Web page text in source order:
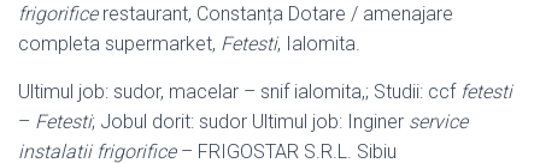
frigorificerestaurant, Constanța Dotare / amenajare
completa supermarket, Fetesti, Ialomita.
Ultimul job: sudor, macelar – snif ialomita,; Studii: ccf fetesti
– Fetesti; Jobul dorit: sudor Ultimul job: Inginer service
instalatii frigorifice– FRIGOSTAR S.R.L. Sibiu